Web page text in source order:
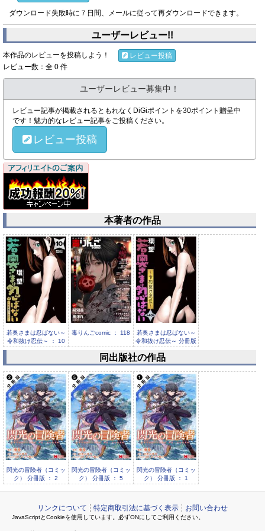
ダウンロード失敗時に７日間、メールに従って再ダウンロードできます。
ユーザーレビュー!!
本作品のレビューを投稿しよう！
レビュー投稿
レビュー数：全 0 件
ユーザーレビュー募集中！
レビュー記事が掲載されるともれなくDiGiポイントを30ポイント贈呈中
です！魅力的なレビュー記事をご投稿ください。
レビュー投稿
本著者の作品
若奥さまは忍ばない～
令和抜け忍伝～ ： 10
毒りんごcomic ： 118
若奥さまは忍ばない～
令和抜け忍伝～ 分冊版
： ...
毒りんごcomic ： 117
同出版社の作品
閃光の冒険者（コミッ
ク） 分冊版 ： 2
閃光の冒険者（コミッ
ク） 分冊版 ： 5
閃光の冒険者（コミッ
ク） 分冊版 ： 1
リンクについて 特定商取引法に基づく表示 お問い合わせ
JavaScriptとCookieを使用しています。必ずONにしてご利用ください。